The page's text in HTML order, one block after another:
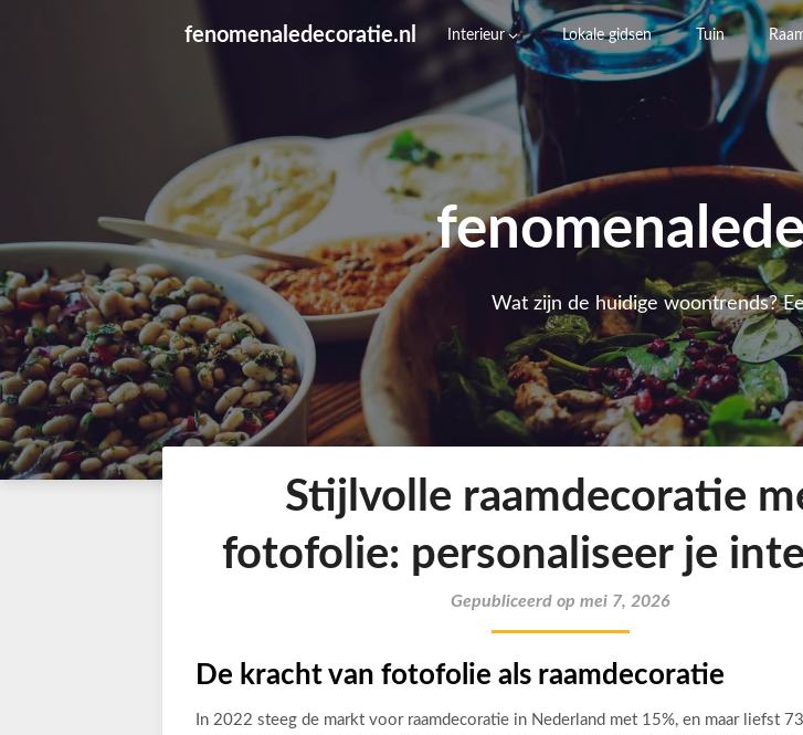
fenomenaledecoratie.nl Interieur Lokale gidsen Tuin
Wat zijn de huidige woontrends?
Stijlvolle raamdecoratie
fotofolie: personaliseer je
Gepubliceerd op mei 7, 2026
De kracht van fotofolie als raamdecoratie
In 2022 steeg de markt voor raamdecoratie in Nederland met 15%, en maar liefst